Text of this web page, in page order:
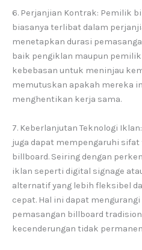
6. Perjanjian Kontrak: Pemilik
biasanya terlibat dalam
menetapkan durasi
baik pengiklan maupun
kebebasan untuk meninjau
memutuskan apakah mereka
menghentikan kerja sama.
7. Keberlanjutan Teknologi
juga dapat mempengaruhi
billboard. Seiring dengan
iklan seperti digital signage
alternatif yang lebih fleksibel
cepat. Hal ini dapat
pemasangan billboard
kecenderungan tidak